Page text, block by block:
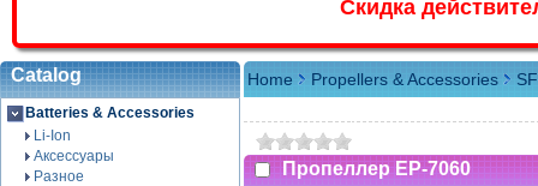
Скидка
Catalog
Batteries & Accessories
Li-Ion
Аксессуары
Разное
Home Propellers & Accessories
Пропеллер EP-7060